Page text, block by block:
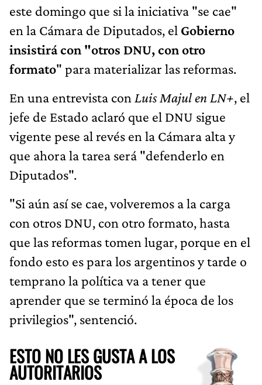
este domingo que si la iniciativa "se cae"
en la Cámara de Diputados, el Gobierno
insistirá con "otros DNU, con otro
formato" para materializar las reformas.
En una entrevista con Luis Majul en LN+, el
jefe de Estado aclaró que el DNU sigue
vigente pese al revés en la Cámara alta y
que ahora la tarea será "defenderlo en
Diputados".
"Si aún así se cae, volveremos a la carga
con otros DNU, con otro formato, hasta
que las reformas tomen lugar, porque en el
fondo esto es para los argentinos y tarde o
temprano la política va a tener que
aprender que se terminó la época de los
privilegios", sentenció.
ESTO NO LES GUSTA A LOS
AUTORITARIOS